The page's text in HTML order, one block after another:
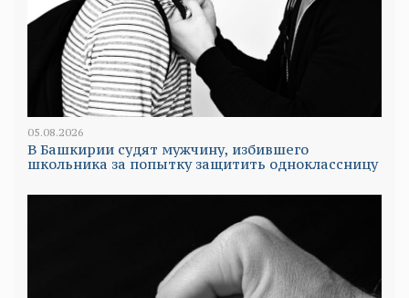
05.08.2026
В Башкирии судят мужчину, избившего
школьника за попытку защитить одноклассницу